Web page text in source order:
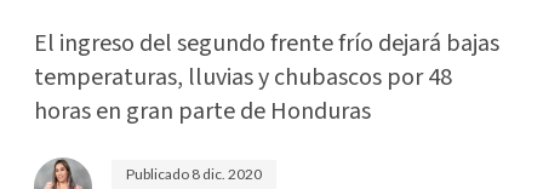
El ingreso del segundo frente frío dejará bajas
temperaturas, lluvias y chubascos por 48
horas en gran parte de Honduras
Publicado 8 dic. 2020